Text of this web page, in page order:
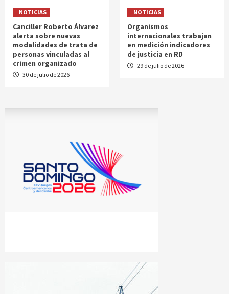
NOTICIAS
Canciller Roberto Álvarez
alerta sobre nuevas
modalidades de trata de
personas vinculadas al
crimen organizado
30 de julio de 2026
NOTICIAS
Organismos
internacionales trabajan
en medición indicadores
de justicia en RD
29 de julio de 2026